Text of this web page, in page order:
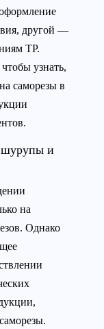
другой —
ТР.
узнать,
саморезы в
шурупы и
на
Однако